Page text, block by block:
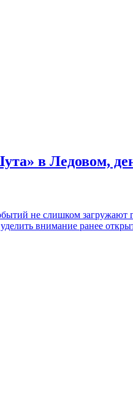
в Ледовом,
не слишком
внимание ранее